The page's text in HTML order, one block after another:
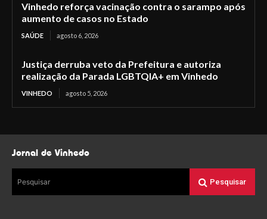
Vinhedo reforça vacinação contra o sarampo após
aumento de casos no Estado
SAÚDE agosto 6, 2026
Justiça derruba veto da Prefeitura e autoriza
realização da Parada LGBTQIA+ em Vinhedo
VINHEDO agosto 5, 2026
Jornal de Vinhedo
Pesquisar Pesquisar